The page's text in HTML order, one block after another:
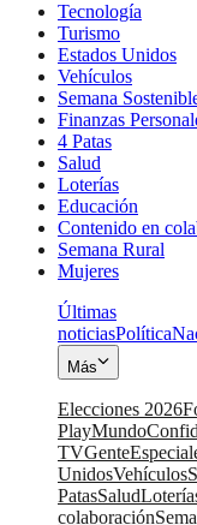
Tecnología
Turismo
Estados Unidos
Vehículos
Semana
Finanzas
4 Patas
Salud
Loterías
Educación
Contenido en
Semana Rural
Mujeres
Últimas
noticiasPolítica
Más
Elecciones 2026
PlayMundo
TVGente
UnidosVehículos
PatasSalud
colaboración